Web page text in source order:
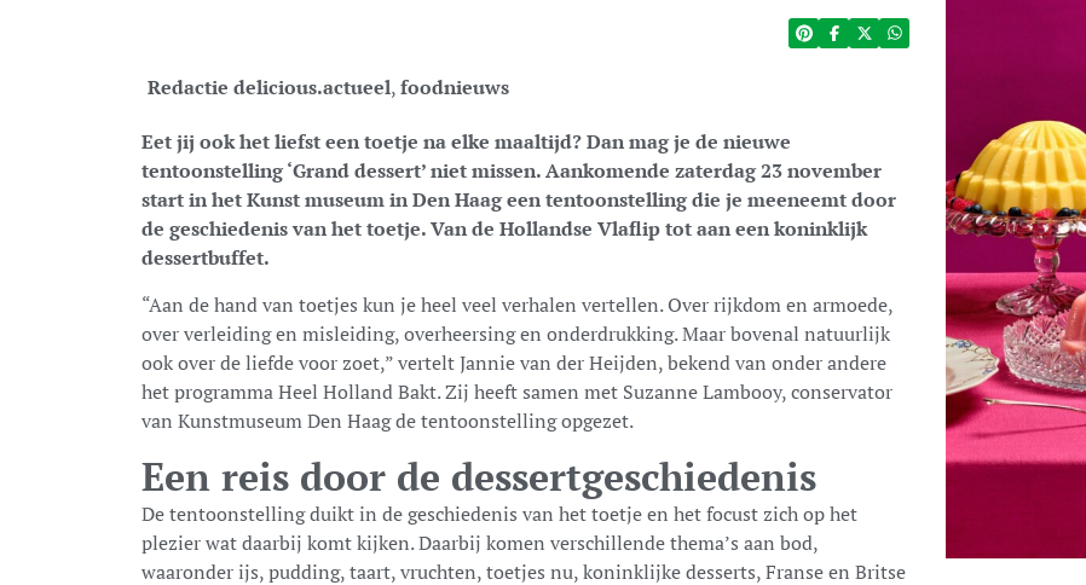
Redactie delicious.actueel,foodnieuws
Eet jij ook het liefst een toetje na elke maaltijd? Dan mag je de nieuwe
tentoonstelling ‘Grand dessert’ niet missen. Aankomende zaterdag 23 november
start in het Kunst museum in Den Haag een tentoonstelling die je meeneemt door
de geschiedenis van het toetje. Van de Hollandse Vlaflip tot aan een koninklijk
dessertbuffet.
“Aan de hand van toetjes kun je heel veel verhalen vertellen. Over rijkdom en armoede,
over verleiding en misleiding, overheersing en onderdrukking. Maar bovenal natuurlijk
ook over de liefde voor zoet,” vertelt Jannie van der Heijden, bekend van onder andere
het programma Heel Holland Bakt. Zij heeft samen met Suzanne Lambooy, conservator
van Kunstmuseum Den Haag de tentoonstelling opgezet.
Een reis door de dessertgeschiedenis
De tentoonstelling duikt in de geschiedenis van het toetje en het focust zich op het
plezier wat daarbij komt kijken. Daarbij komen verschillende thema’s aan bod,
waaronder ijs, pudding, taart, vruchten, toetjes nu, koninklijke desserts, Franse en Britse